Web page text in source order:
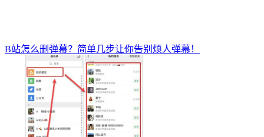
B站怎么删弹幕？简单几步让你告别烦人弹幕！